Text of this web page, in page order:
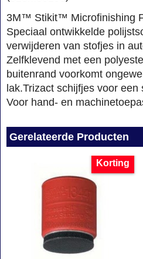
3M™ Stikit™ Microfinishing
Speciaal ontwikkelde
verwijderen van stofjes in
Zelfklevend met een
buitenrand voorkomt
lak.Trizact schijfjes voor een
Voor hand- en
Gerelateerde Producten
Korting